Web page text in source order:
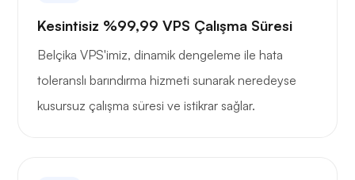
Kesintisiz %99,99 VPS Çalışma Süresi
Belçika VPS'imiz, dinamik dengeleme ile hata
toleranslı barındırma hizmeti sunarak neredeyse
kusursuz çalışma süresi ve istikrar sağlar.